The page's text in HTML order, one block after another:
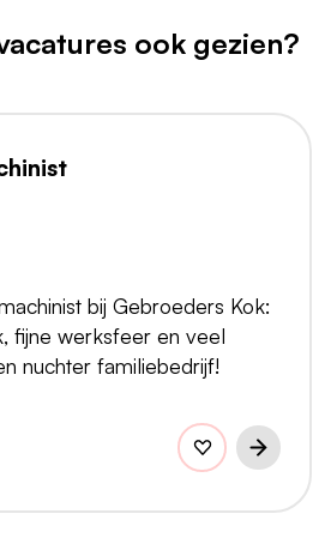
ook gezien?
bij Gebroeders Kok:
fijne werksfeer en veel
nuchter familiebedrijf!